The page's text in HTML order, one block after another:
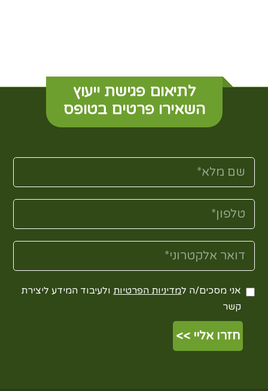
לתיאום פגישת ייעוץ
השאירו פרטים בטופס
אני מסכים/ה למדיניות הפרטיות ולעיבוד המידע ליצירת
קשר